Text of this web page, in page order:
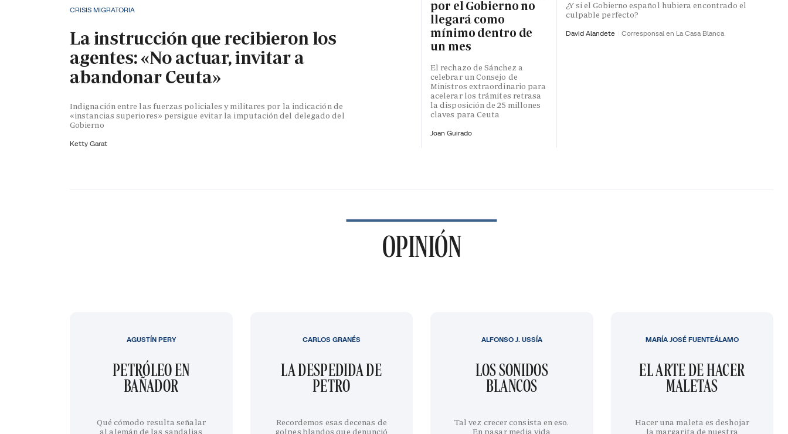
CRISIS MIGRATORIA
La instrucción que recibieron los
agentes: «No actuar, invitar a
abandonar Ceuta»
Indignación entre las fuerzas policiales y militares por la indicación de
«instancias superiores» persigue evitar la imputación del delegado del
Gobierno
Ketty Garat
por el Gobierno no
llegará como
mínimo dentro de
un mes
El rechazo de Sánchez a
celebrar un Consejo de
Ministros extraordinario para
acelerar los trámites retrasa
la disposición de 25 millones
claves para Ceuta
Joan Guirado
¿Y si el Gobierno español hubiera encontrado el
culpable perfecto?
David Alandete Corresponsal en La Casa Blanca
OPINIÓN
PETRÓLEO EN
BAÑADOR
Qué cómodo resulta señalar
al alemán de las sandalias
AGUSTÍN PERY
LA DESPEDIDA DE
PETRO
Recordemos esas decenas de
golpes blandos que denunció
CARLOS GRANÉS
LOS SONIDOS
BLANCOS
Tal vez crecer consista en eso.
En pasar media vida
ALFONSO J. USSÍA
EL ARTE DE HACER
MALETAS
Hacer una maleta es deshojar
la margarita de nuestra
MARÍA JOSÉ FUENTEÁLAMO